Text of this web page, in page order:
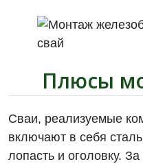
Плюсы
Сваи, реализуемые
включают в себя
лопасть и оголовку.